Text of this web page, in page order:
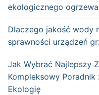
ekologicznego
Dlaczego jakość wody
sprawności urządzeń
Jak Wybrać Najlepszy
Kompleksowy
Ekologię